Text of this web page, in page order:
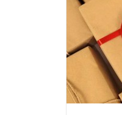
распространяется на
логистическим
продукты,